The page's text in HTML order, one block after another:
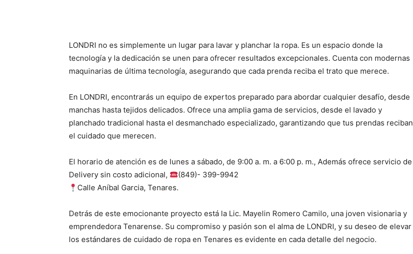
LONDRI no es simplemente un lugar para lavar y planchar la ropa. Es un espacio donde la
tecnología y la dedicación se unen para ofrecer resultados excepcionales. Cuenta con modernas
maquinarias de última tecnología, asegurando que cada prenda reciba el trato que merece.
En LONDRI, encontrarás un equipo de expertos preparado para abordar cualquier desafío, desde
manchas hasta tejidos delicados. Ofrece una amplia gama de servicios, desde el lavado y
planchado tradicional hasta el desmanchado especializado, garantizando que tus prendas reciban
el cuidado que merecen.
El horario de atención es de lunes a sábado, de 9:00 a. m. a 6:00 p. m., Además ofrece servicio de
Delivery sin costo adicional,
(849)- 399-9942
Calle Aníbal Garcia, Tenares.
Detrás de este emocionante proyecto está la Lic. Mayelin Romero Camilo, una joven visionaria y
emprendedora Tenarense. Su compromiso y pasión son el alma de LONDRI, y su deseo de elevar
los estándares de cuidado de ropa en Tenares es evidente en cada detalle del negocio.